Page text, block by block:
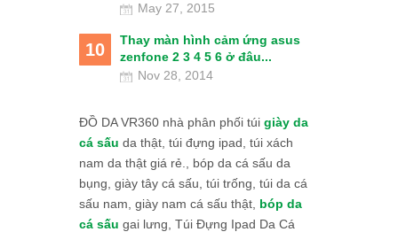
May 27, 2015
10
Thay màn hình cảm ứng asus
zenfone 2 3 4 5 6 ở đâu...
Nov 28, 2014
ĐỒ DA VR360 nhà phân phối túi giày da
cá sấu da thật, túi đựng ipad, túi xách
nam da thật giá rẻ., bóp da cá sấu da
bụng, giày tây cá sấu, túi trống, túi da cá
sấu nam, giày nam cá sấu thật, bóp da
cá sấu gai lưng, Túi Đựng Ipad Da Cá